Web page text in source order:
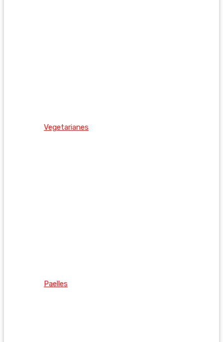
Vegetarianes
Paelles